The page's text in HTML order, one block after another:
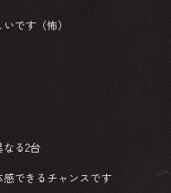
です（怖）
る2台
できるチャンスです